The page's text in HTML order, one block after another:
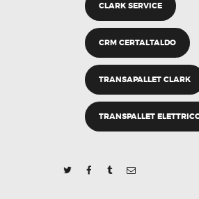
CLARK SERVICE
CRM CERTALTALDO
TRANSAPALLET CLARK
TRANSPALLET